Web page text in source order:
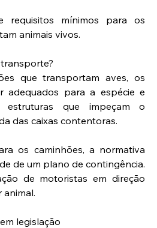
requisitos mínimos para os
animais vivos.
que transportam aves, os
adequados para a espécie e
que impeçam o
das caixas contentoras.
os caminhões, a normativa
de um plano de contingência.
de motoristas em direção
animal.
legislação